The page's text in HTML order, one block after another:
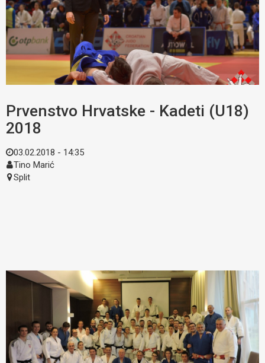
Prvenstvo Hrvatske - Kadeti (U18)
2018
03.02.2018 - 14:35
Tino Marić
Split